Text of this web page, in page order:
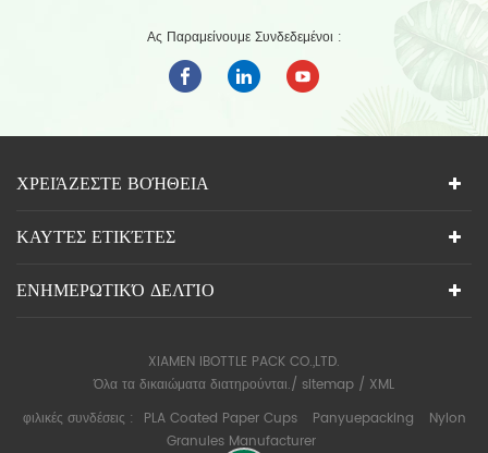
Ας Παραμείνουμε Συνδεδεμένοι :
ΧΡΕΙΆΖΕΣΤΕ ΒΟΉΘΕΙΑ
ΚΑΥΤΈΣ ΕΤΙΚΈΤΕΣ
ΕΝΗΜΕΡΩΤΙΚΌ ΔΕΛΤΊΟ
XIAMEN IBOTTLE PACK CO.,LTD.
Όλα τα δικαιώματα διατηρούνται./ sitemap / XML
φιλικές συνδέσεις :
PLA Coated Paper Cups Panyuepacking
Nylon
Granules Manufacturer